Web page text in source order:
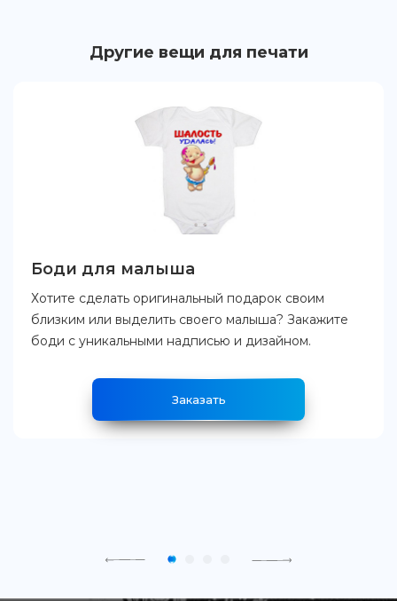
Другие вещи для печати
Боди для малыша
Хотите сделать оригинальный подарок своим
близким или выделить своего малыша? Закажите
боди с уникальными надписью и дизайном.
Заказать